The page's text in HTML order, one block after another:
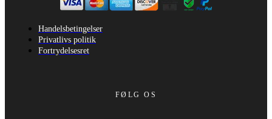
Handelsbetingelser
Privatlivs politik
Fortrydelsesret
FØLG OS